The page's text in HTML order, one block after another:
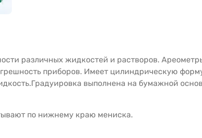
различных жидкостей и растворов.
приборов. Имеет цилиндрическую
выполнена на бумажной
по нижнему краю мениска.